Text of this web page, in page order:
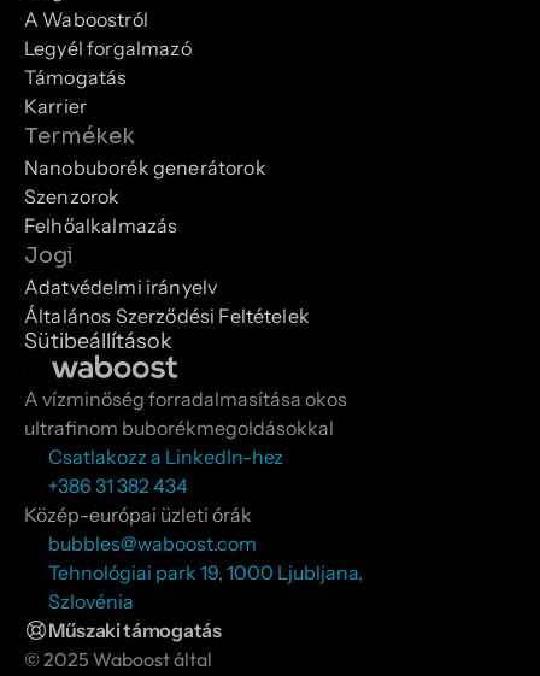
A vízminőség forradalmasítása okos
ultrafinom buborékmegoldásokkal
Csatlakozz a LinkedIn-hez
+386 31 382 434
Közép-európai üzleti órák
bubbles@waboost.com
Tehnológiai park 19, 1000 Ljubljana,
Szlovénia
Műszaki támogatás
© 2025 Waboost által
A Waboostról
Legyél forgalmazó
Támogatás
Karrier
Termékek
Nanobuborék generátorok
Szenzorok
Felhőalkalmazás
Jogi
Adatvédelmi irányelv
Általános Szerződési Feltételek
Sütibeállítások